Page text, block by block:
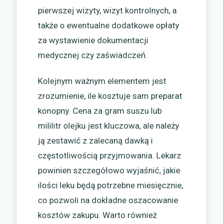
pierwszej wizyty, wizyt kontrolnych, a
także o ewentualne dodatkowe opłaty
za wystawienie dokumentacji
medycznej czy zaświadczeń.
Kolejnym ważnym elementem jest
zrozumienie, ile kosztuje sam preparat
konopny. Cena za gram suszu lub
mililitr olejku jest kluczowa, ale należy
ją zestawić z zalecaną dawką i
częstotliwością przyjmowania. Lekarz
powinien szczegółowo wyjaśnić, jakie
ilości leku będą potrzebne miesięcznie,
co pozwoli na dokładne oszacowanie
kosztów zakupu. Warto również